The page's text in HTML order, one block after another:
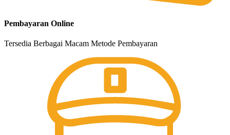
Pembayaran Online
Tersedia Berbagai Macam Metode Pembayaran